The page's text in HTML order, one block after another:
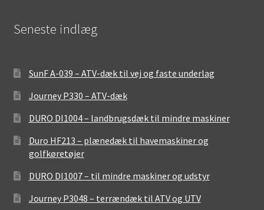
Seneste indlæg
SunF A-039 – ATV-dæk til vej og faste underlag
Journey P330 – ATV-dæk
DURO DI1004 – landbrugsdæk til mindre maskiner
Duro HF213 – plænedæk til havemaskiner og
golfkøretøjer
DURO DI1007 – til mindre maskiner og udstyr
Journey P3048 – terrændæk til ATV og UTV